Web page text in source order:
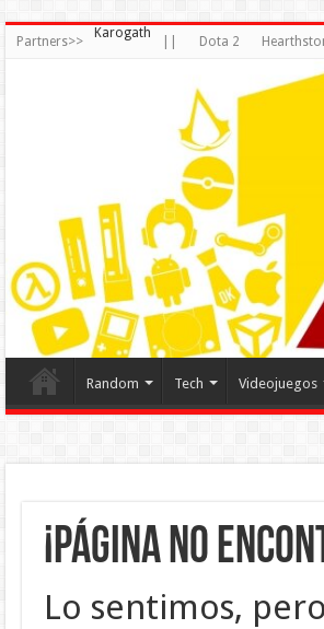
Partners>>
Karogath
Dota 2
Random Tech Videojuegos
¡PÁGINA NO
Lo sentimos,